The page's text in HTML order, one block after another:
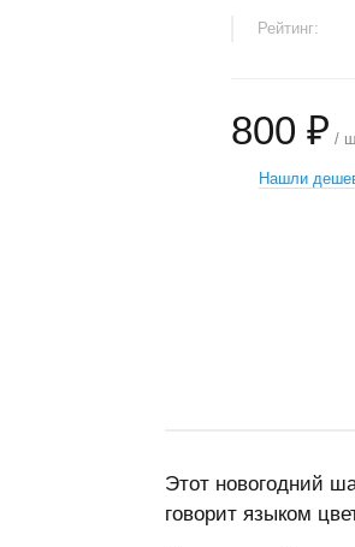
Рейтинг:
800 ₽ /
Нашли
Этот новогодний
говорит языком